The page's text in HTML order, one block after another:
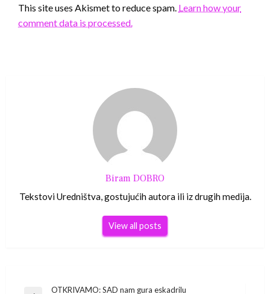
This site uses Akismet to reduce spam. Learn how your
comment data is processed.
Biram DOBRO
Tekstovi Uredništva, gostujućih autora ili iz drugih medija.
View all posts
OTKRIVAMO: SAD nam gura eskadrilu